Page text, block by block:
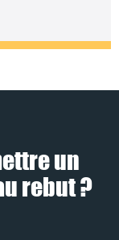
un
rebut ?